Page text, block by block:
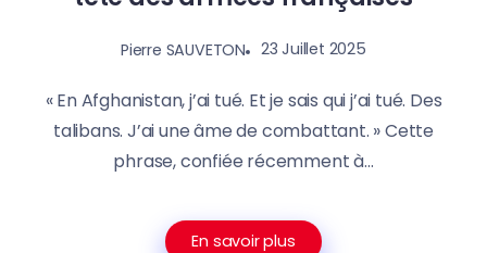
Pierre SAUVETON 23 Juillet 2025
« En Afghanistan, j’ai tué. Et je sais qui j’ai tué. Des
talibans. J’ai une âme de combattant. » Cette
phrase, confiée récemment à...
En savoir plus